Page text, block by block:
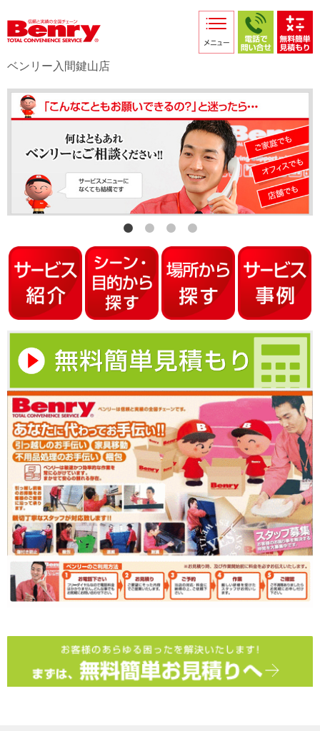
採用情報
店舗からのお知らせ
店舗日記
スタッフ紹介
プライバシーポリシー
本部スマホサイト
ベンリー入間鍵山店